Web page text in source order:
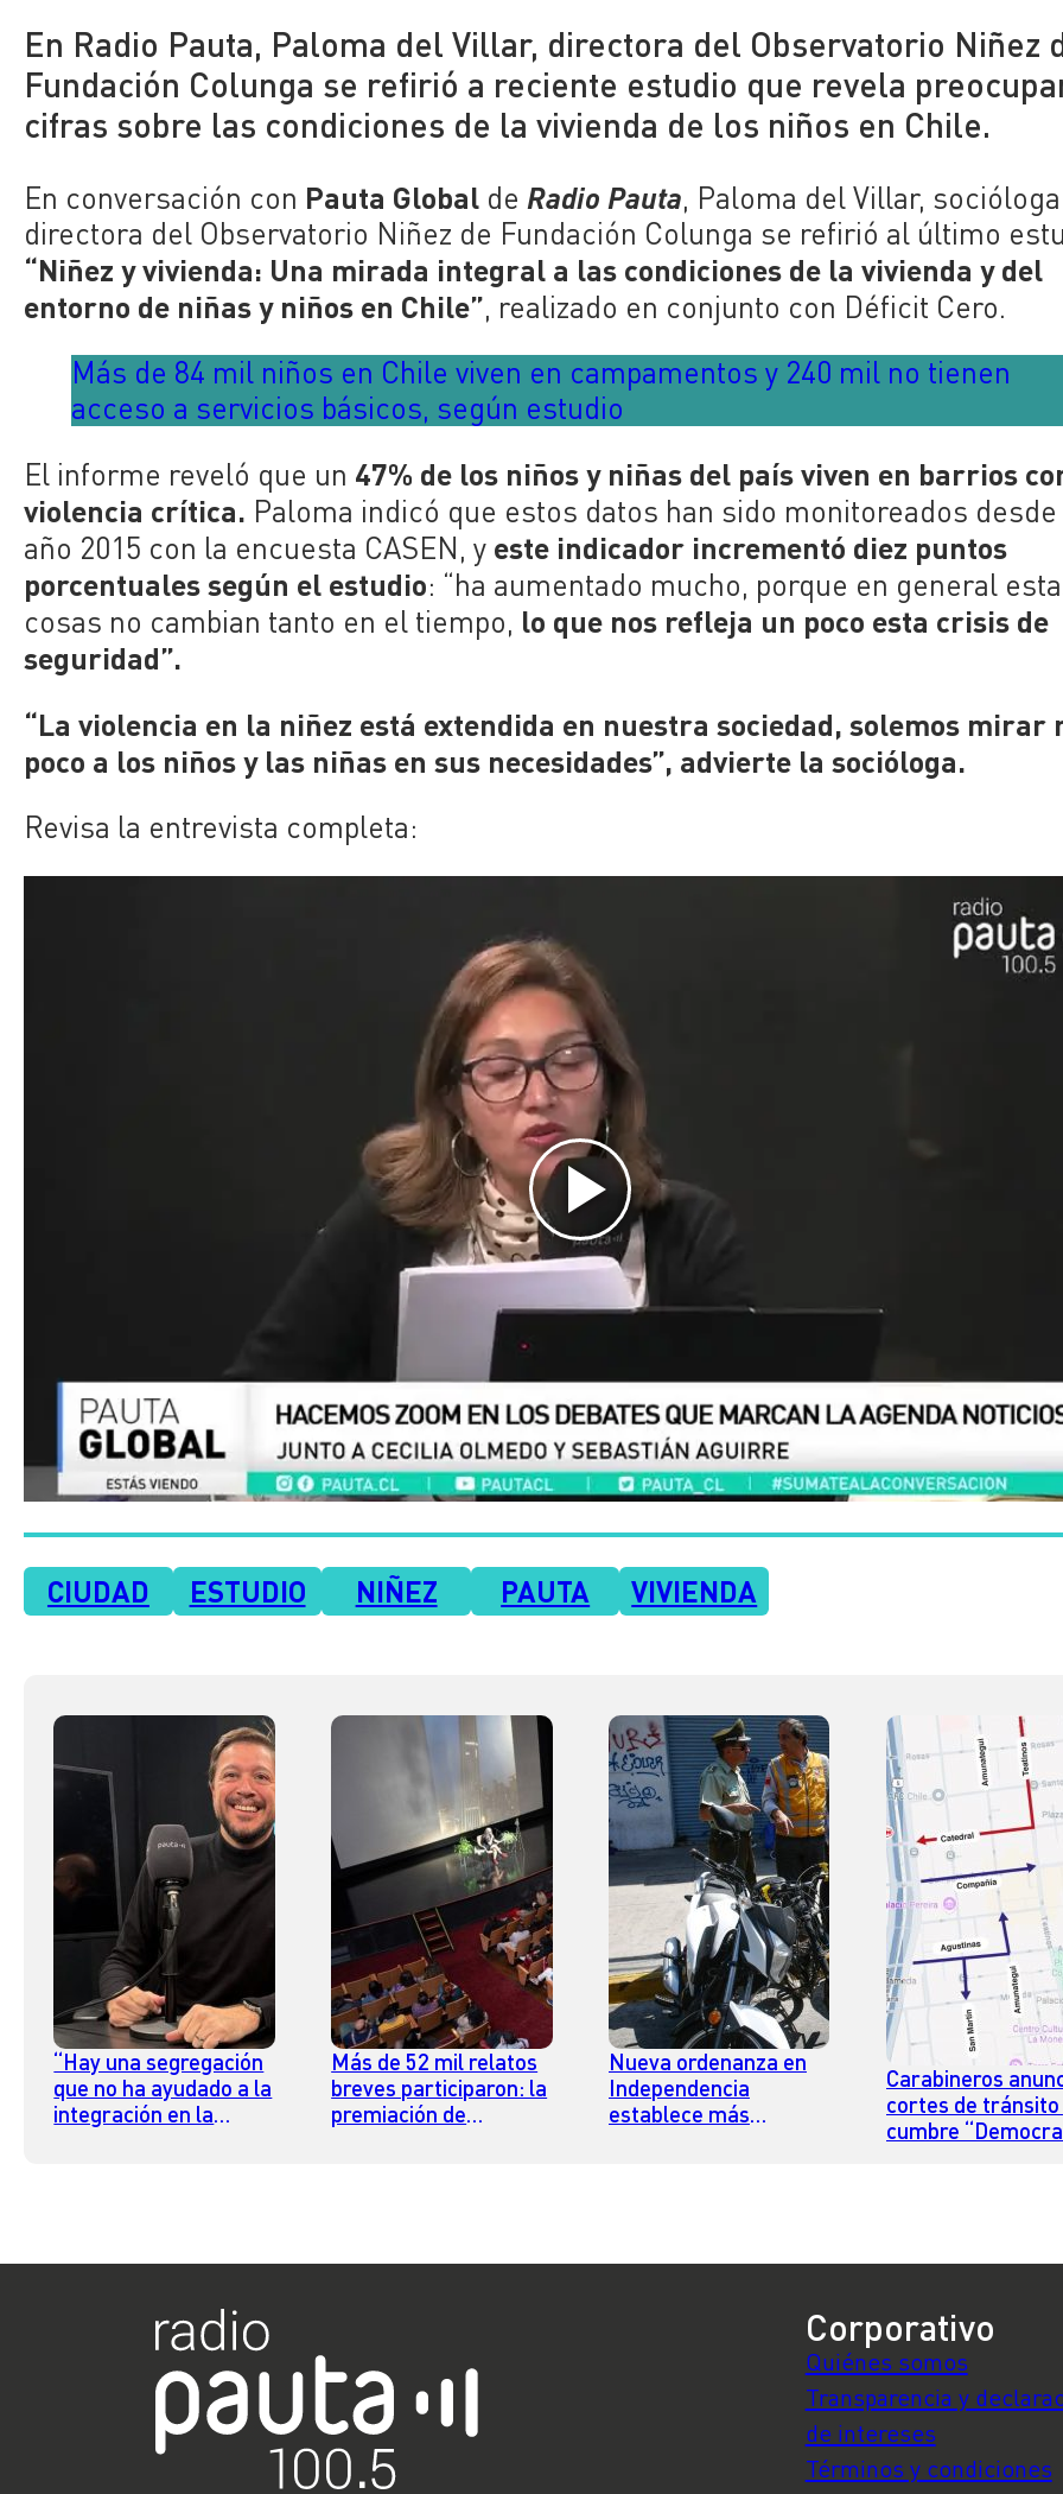
En Radio Pauta, Paloma del Villar, directora del Observatorio Niñez
Fundación Colunga se refirió a reciente estudio que revela
cifras sobre las condiciones de la vivienda de los niños en Chile.
En conversación con Pauta Global de Radio Pauta, Paloma del Villar,
directora del Observatorio Niñez de Fundación Colunga se refirió al último
“Niñez y vivienda: Una mirada integral a las condiciones de la vivienda y del
entorno de niñas y niños en Chile”, realizado en conjunto con Déficit Cero.
Más de 84 mil niños en Chile viven en campamentos y 240 mil no tienen
acceso a servicios básicos, según estudio
El informe reveló que un 47% de los niños y niñas del país viven en barrios
violencia crítica. Paloma indicó que estos datos han sido monitoreados
año 2015 con la encuesta CASEN, y este indicador incrementó diez puntos
porcentuales según el estudio: “ha aumentado mucho, porque en general
cosas no cambian tanto en el tiempo, lo que nos refleja un poco esta crisis de
seguridad”.
“La violencia en la niñez está extendida en nuestra sociedad, solemos mirar
poco a los niños y las niñas en sus necesidades”, advierte la socióloga.
Revisa la entrevista completa:
CIUDAD ESTUDIO NIÑEZ PAUTA VIVIENDA
“Hay una segregación
que no ha ayudado a la
integración en la
Más de 52 mil relatos
breves participaron: la
premiación de
Nueva ordenanza en
Independencia
establece más
Carabineros
cortes de
cumbre
Corporativo
Quiénes somos
Transparencia y
de intereses
Términos y condiciones